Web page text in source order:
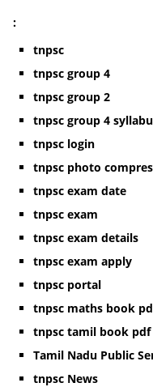
:
tnpsc
tnpsc group 4
tnpsc group 2
tnpsc group 4
tnpsc login
tnpsc photo
tnpsc exam date
tnpsc exam
tnpsc exam details
tnpsc exam apply
tnpsc portal
tnpsc maths book
tnpsc tamil book pdf
Tamil Nadu Public
tnpsc News